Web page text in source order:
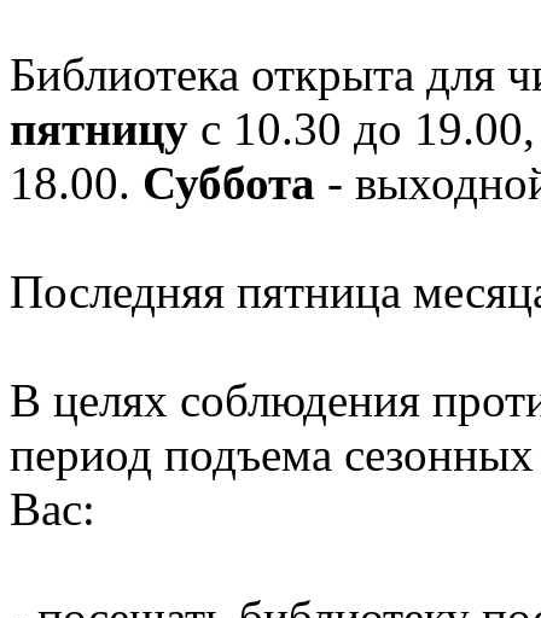
Библиотека открыта для
пятницу с 10.30 до
18.00. Суббота -
Последняя пятница
В целях соблюдения
период подъема
Вас: